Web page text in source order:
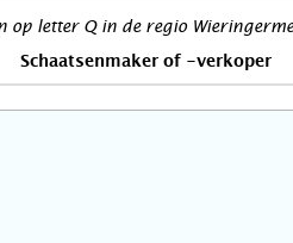
op letter Q in de regio
Schaatsenmaker of -verkoper